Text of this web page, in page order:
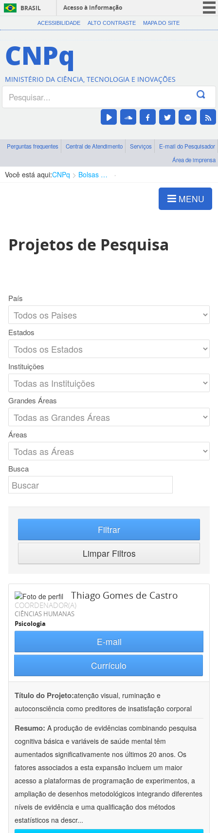
BRASIL
Acesso à informação
CORONAVÍRUS (COVID-19)
Canais
ACESSIBILIDADE ALTO CONTRASTE MAPA DO SITE
CNPq
MINISTÉRIO DA CIÊNCIA, TECNOLOGIA E INOVAÇÕES
Perguntas frequentes Central de Atendimento Serviços
E-mail do Pesquisador
Área de imprensa
Você está aqui:CNPq Bolsas e Auxílios Vigentes
MENU
Projetos de Pesquisa
País
Estados
Instituições
Grandes Áreas
Áreas
Busca
Filtrar
Limpar Filtros
Thiago Gomes de Castro
COORDENADOR(A)
CIÊNCIAS HUMANAS
Psicologia
E-mail
Currículo
Título do Projeto:atenção visual, ruminação e
autoconsciência como preditores de insatisfação corporal
Resumo: A produção de evidências combinando pesquisa
cognitiva básica e variáveis de saúde mental têm
aumentados significativamente nos últimos 20 anos. Os
fatores associados a esta expansão incluem um maior
acesso a plataformas de programação de experimentos, a
ampliação de desenhos metodológicos integrando diferentes
níveis de evidência e uma qualificação dos métodos
estatísticos na descr...